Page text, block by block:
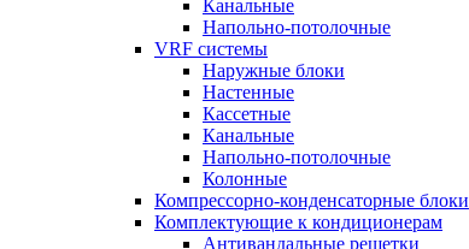
Канальные
Напольно-потолочные
VRF системы
Наружные блоки
Настенные
Кассетные
Канальные
Напольно-потолочные
Колонные
Компрессорно-конденсаторные блоки
Комплектующие к кондиционерам
Антивандальные решетки